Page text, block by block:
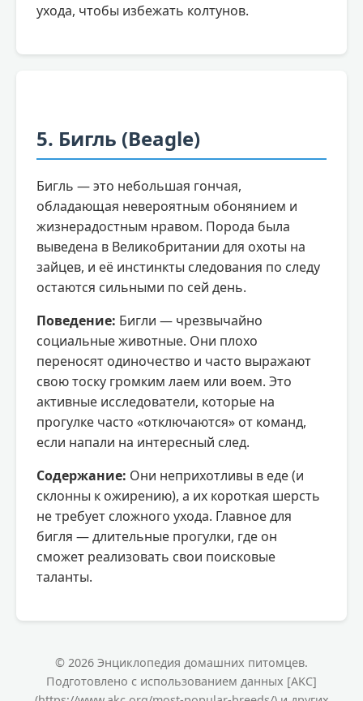
ухода, чтобы избежать колтунов.
5. Бигль (Beagle)
Бигль — это небольшая гончая,
обладающая невероятным обонянием и
жизнерадостным нравом. Порода была
выведена в Великобритании для охоты на
зайцев, и её инстинкты следования по следу
остаются сильными по сей день.
Поведение: Бигли — чрезвычайно
социальные животные. Они плохо
переносят одиночество и часто выражают
свою тоску громким лаем или воем. Это
активные исследователи, которые на
прогулке часто «отключаются» от команд,
если напали на интересный след.
Содержание: Они неприхотливы в еде (и
склонны к ожирению), а их короткая шерсть
не требует сложного ухода. Главное для
бигля — длительные прогулки, где он
сможет реализовать свои поисковые
таланты.
© 2026 Энциклопедия домашних питомцев.
Подготовлено с использованием данных [AKC]